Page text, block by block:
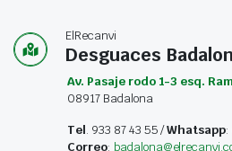
ElRecanvi
Desguaces
Av. Pasaje rodo 1-3 esq.
08917 Badalona
Tel. 933 87 43 55 /Whatsapp
Correo: